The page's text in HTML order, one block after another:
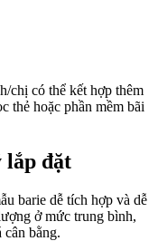
chị có thể kết hợp thêm
thẻ hoặc phần mềm bãi
lắp đặt
barie dễ tích hợp và dễ
ở mức trung bình,
bằng.